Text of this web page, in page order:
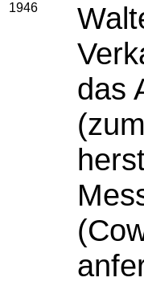
1946
das